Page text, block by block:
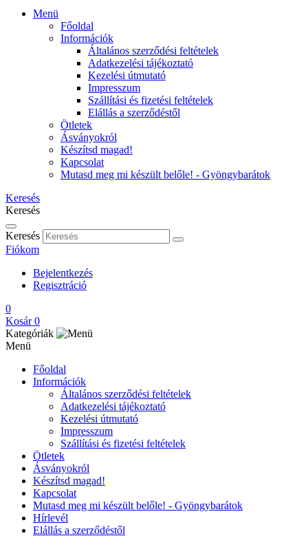
Menü
Főoldal
Információk
Általános szerződési feltételek
Adatkezelési tájékoztató
Kezelési útmutató
Impresszum
Szállítási és fizetési feltételek
Elállás a szerződéstől
Ötletek
Ásványokról
Készítsd magad!
Kapcsolat
Mutasd meg mi készült belőle! - Gyöngybarátok
Keresés
Keresés
Keresés
Fiókom
Bejelentkezés
Regisztráció
0
Kosár 0
Kategóriák
Menü
Főoldal
Információk
Általános szerződési feltételek
Adatkezelési tájékoztató
Kezelési útmutató
Impresszum
Szállítási és fizetési feltételek
Ötletek
Ásványokról
Készítsd magad!
Kapcsolat
Mutasd meg mi készült belőle! - Gyöngybarátok
Hírlevél
Elállás a szerződéstől